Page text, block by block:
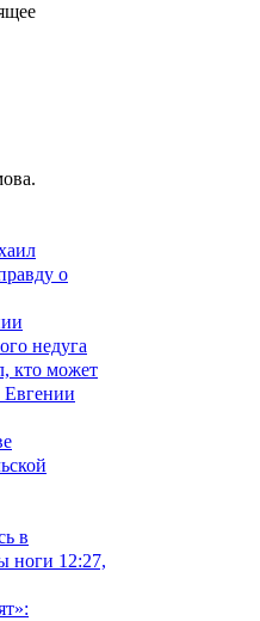
о
недуга
кто может
Евгении
в
ноги 12:27,